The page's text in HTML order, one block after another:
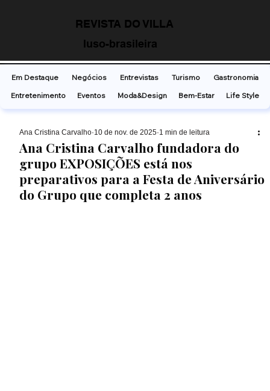
REVISTA DO VILLA
luso-brasileira
Ana Cristina Carvalho fundadora do
grupo EXPOSIÇÕES está nos
preparativos para a Festa de Aniversário
do Grupo que completa 2 anos
Ana Cristina Carvalho 10 de nov. de 2025 1 min de leitura
Em Destaque Negócios Entrevistas Turismo
Gastronomia
Entretenimento
Eventos Moda&Design Bem-Estar Life Style